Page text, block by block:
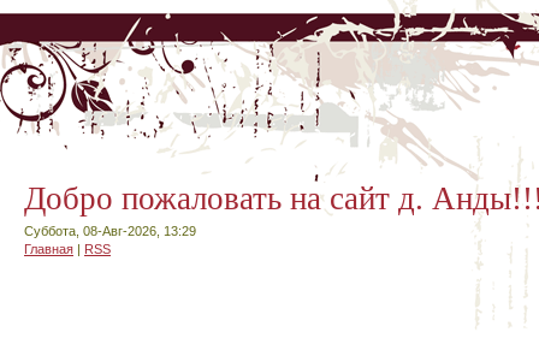
Добро пожаловать на сайт д.
Суббота, 08-Авг-2026, 13:29
Главная | RSS